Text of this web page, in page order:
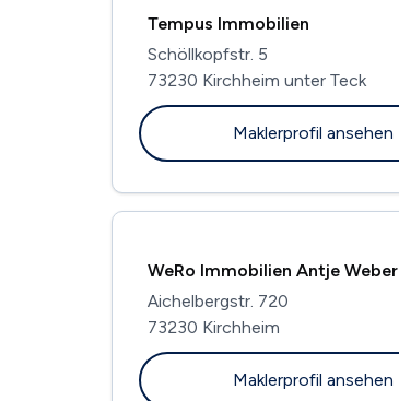
Tempus Immobilien
Schöllkopfstr. 5
73230 Kirchheim unter Teck
Maklerprofil ansehen
WeRo Immobilien Antje Weber
Aichelbergstr. 720
73230 Kirchheim
Maklerprofil ansehen